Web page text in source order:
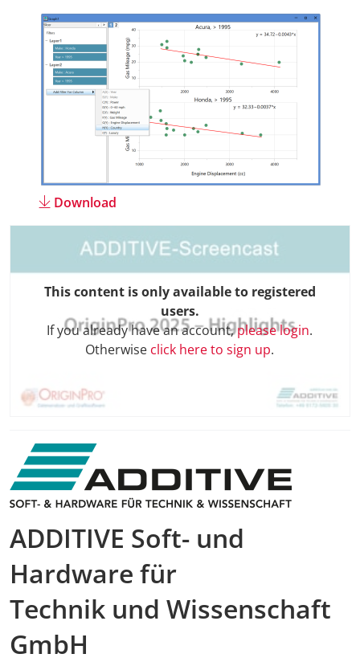
Download
This content is only available to registered
users.
If you already have an account,please login.
Otherwise click here to sign up.
ADDITIVE Soft- und
Hardware für
Technik und Wissenschaft
GmbH